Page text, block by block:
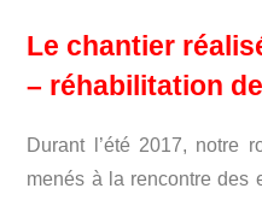
Le chantier
– réhabilitation
Durant l’été 2017, notre
menés à la rencontre des